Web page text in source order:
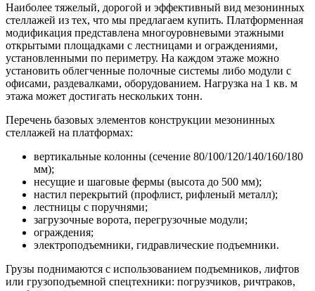
Наиболее тяжелый, дорогой и эффективный вид мезонинных
стеллажей из тех, что мы предлагаем купить. Платформенная
модификация представлена многоуровневыми этажными
открытыми площадками с лестницами и ограждениями,
установленными по периметру. На каждом этаже можно
установить облегченные полочные системы либо модули с
офисами, раздевалками, оборудованием. Нагрузка на 1 кв. м
этажа может достигать нескольких тонн.
Перечень базовых элементов конструкции мезонинных
стеллажей на платформах:
вертикальные колонны (сечение 80/100/120/140/160/180
мм);
несущие и шаговые фермы (высота до 500 мм);
настил перекрытий (профлист, рифленый металл);
лестницы с поручнями;
загрузочные ворота, перегрузочные модули;
ограждения;
электроподъемники, гидравлические подъемники.
Грузы поднимаются с использованием подъемников, лифтов
или грузоподъемной спецтехники: погрузчиков, ричтраков,